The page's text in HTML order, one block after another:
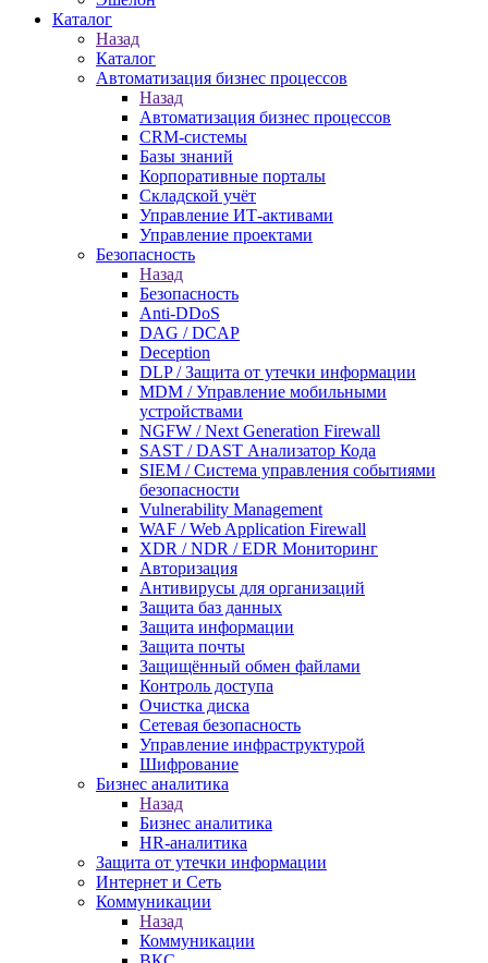
Каталог
Назад
Каталог
Автоматизация бизнес процессов
Назад
Автоматизация бизнес процессов
CRM-системы
Базы знаний
Корпоративные порталы
Складской учёт
Управление ИТ-активами
Управление проектами
Безопасность
Назад
Безопасность
Anti-DDoS
DAG / DCAP
Deception
DLP / Защита от утечки информации
MDM / Управление мобильными
устройствами
NGFW / Next Generation Firewall
SAST / DAST Анализатор Кода
SIEM / Система управления событиями
безопасности
Vulnerability Management
WAF / Web Application Firewall
XDR / NDR / EDR Мониторинг
Авторизация
Антивирусы для организаций
Защита баз данных
Защита информации
Защита почты
Защищённый обмен файлами
Контроль доступа
Очистка диска
Сетевая безопасность
Управление инфраструктурой
Шифрование
Бизнес аналитика
Назад
Бизнес аналитика
HR-аналитика
Защита от утечки информации
Интернет и Сеть
Коммуникации
Назад
Коммуникации